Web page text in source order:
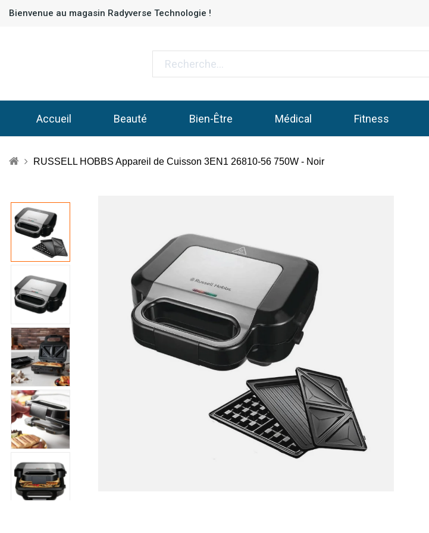
Bienvenue au magasin Radyverse Technologie !
Accueil Beauté Bien-Être Médical Fitness
RUSSELL HOBBS Appareil de Cuisson 3EN1 26810-56 750W - Noir